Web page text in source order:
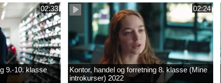
02:33
9.-10. klasse
02:24
Kontor, handel og forretning 8. klasse (Mine
introkurser) 2022